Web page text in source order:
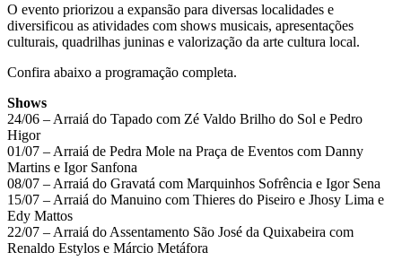
O evento priorizou a expansão para diversas localidades e
diversificou as atividades com shows musicais, apresentações
culturais, quadrilhas juninas e valorização da arte cultura local.
Confira abaixo a programação completa.
Shows
24/06 – Arraiá do Tapado com Zé Valdo Brilho do Sol e Pedro
Higor
01/07 – Arraiá de Pedra Mole na Praça de Eventos com Danny
Martins e Igor Sanfona
08/07 – Arraiá do Gravatá com Marquinhos Sofrência e Igor Sena
15/07 – Arraiá do Manuino com Thieres do Piseiro e Jhosy Lima e
Edy Mattos
22/07 – Arraiá do Assentamento São José da Quixabeira com
Renaldo Estylos e Márcio Metáfora